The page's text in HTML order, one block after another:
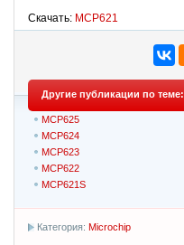
Скачать: MCP621
Другие публикации по теме:
MCP625
MCP624
MCP623
MCP622
MCP621S
Категория: Microchip